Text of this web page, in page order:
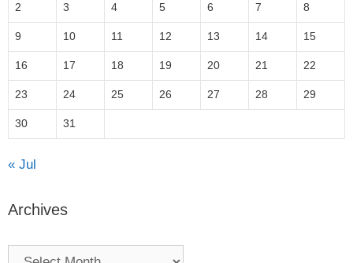
2 3 4 5 6 7 8
9 10 11 12 13 14 15
16 17 18 19 20 21 22
23 24 25 26 27 28 29
30 31
« Jul
Archives